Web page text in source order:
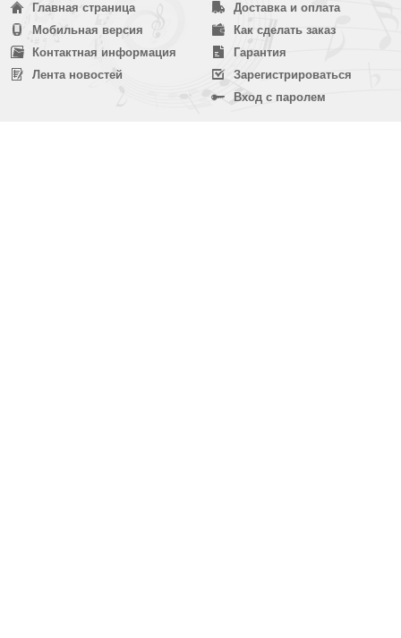
Главная страница
Мобильная версия
Контактная информация
Лента новостей
Доставка и оплата
Как сделать заказ
Гарантия
Зарегистрироваться
Вход с паролем